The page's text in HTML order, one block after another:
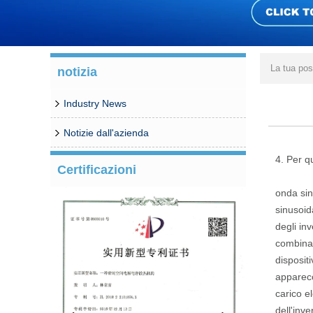
notizia
Industry News
Notizie dall'azienda
Certificazioni
La tua
4. Per
onda
degli
carico